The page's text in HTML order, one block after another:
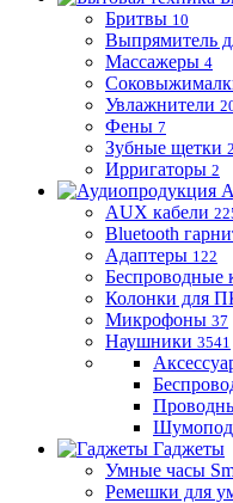
Бритвы 10
Выпрямитель
Массажеры 4
Увлажнители
Фены 7
Зубные щетки 2
Ирригаторы 2
AUX кабели
Bluetooth
Адаптеры 122
Беспроводные
Колонки для
Микрофоны 37
Наушники 3541
Гаджеты
Умные часы
Ремешки для